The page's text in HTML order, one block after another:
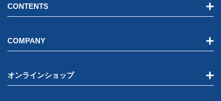
CONTENTS
COMPANY
オンラインショップ